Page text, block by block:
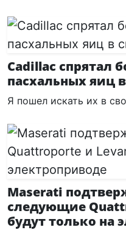
Cadillac спрятал
пасхальных яиц
Я пошел искать их в
Maserati
следующие
будут только на